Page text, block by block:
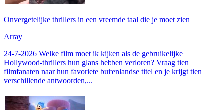
Onvergetelijke thrillers in een vreemde taal die je moet zien
Array
24-7-2026 Welke film moet ik kijken als de gebruikelijke
Hollywood-thrillers hun glans hebben verloren? Vraag tien
filmfanaten naar hun favoriete buitenlandse titel en je krijgt tien
verschillende antwoorden,...